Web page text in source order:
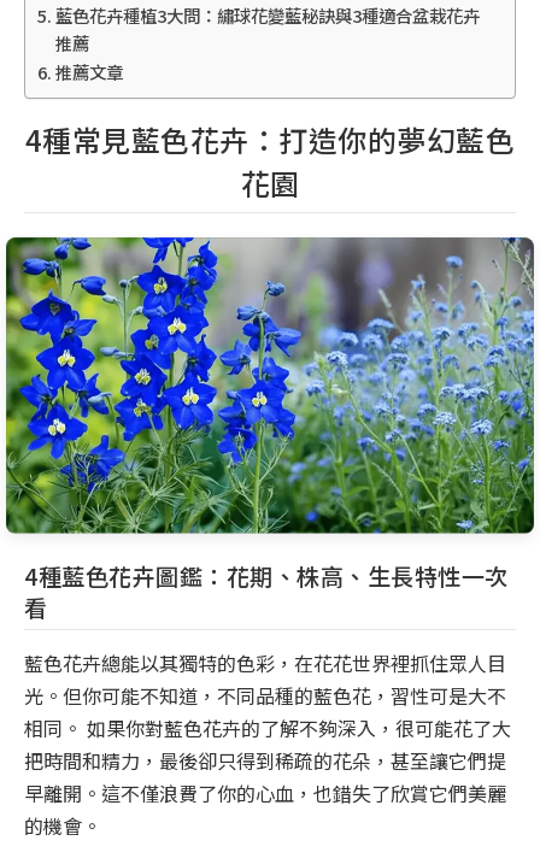
藍色花卉種植3大問：繡球花變藍秘訣與3種適合盆栽花卉
推薦
推薦文章
4種常見藍色花卉：打造你的夢幻藍色
花園
4種藍色花卉圖鑑：花期、株高、生長特性一次
看
藍色花卉總能以其獨特的色彩，在花花世界裡抓住眾人目
光。但你可能不知道，不同品種的藍色花，習性可是大不
相同。 如果你對藍色花卉的了解不夠深入，很可能花了大
把時間和精力，最後卻只得到稀疏的花朵，甚至讓它們提
早離開。這不僅浪費了你的心血，也錯失了欣賞它們美麗
的機會。